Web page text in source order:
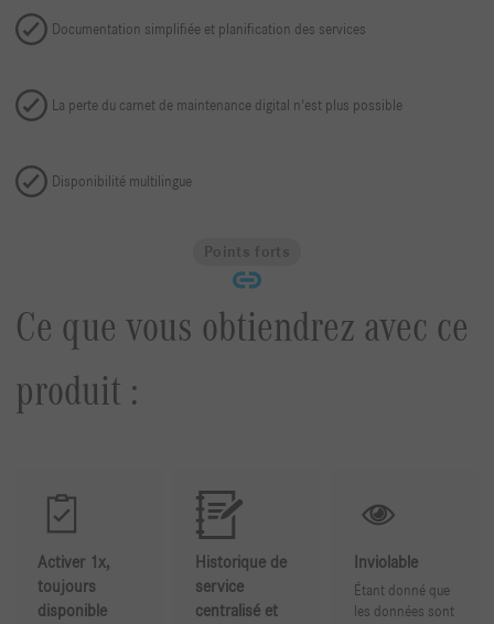
Documentation simplifiée et planification des services
La perte du carnet de maintenance digital n'est plus possible
Disponibilité multilingue
Points forts
Ce que vous obtiendrez avec ce
produit :
Activer 1x,
toujours
disponible
Historique de
service
centralisé et
Inviolable
Étant donné que
les données sont